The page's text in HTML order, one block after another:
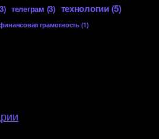
телеграм (3) технологии(5)
грамотность(1)